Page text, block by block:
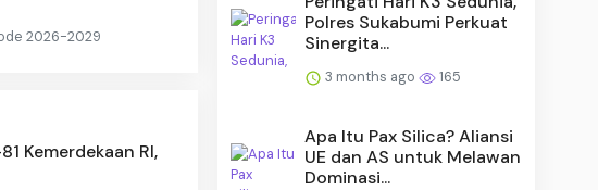
2026-2029
Kemerdekaan RI,
Polres Sukabumi Perkuat
Sinergita...
3 months ago 165
Apa Itu Pax Silica? Aliansi
UE dan AS untuk Melawan
Dominasi...